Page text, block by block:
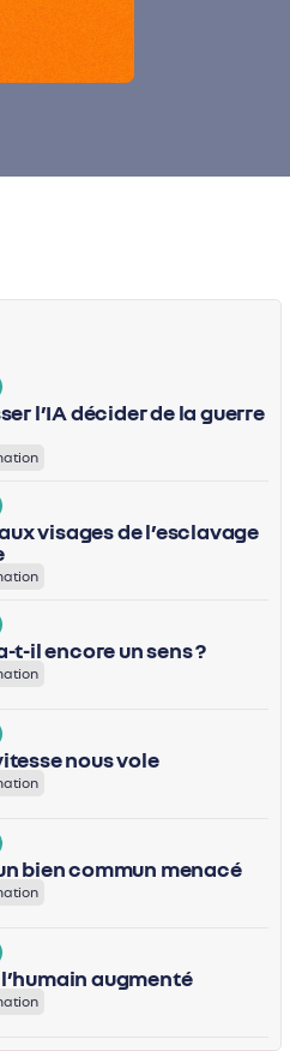
l’IA décider de la guerre
visages de l’esclavage
t-il encore un sens ?
nous vole
bien commun menacé
augmenté